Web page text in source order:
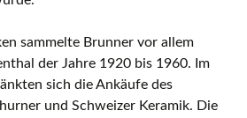
sammelte Brunner vor allem
der Jahre 1920 bis 1960. Im
sich die Ankäufe des
und Schweizer Keramik. Die